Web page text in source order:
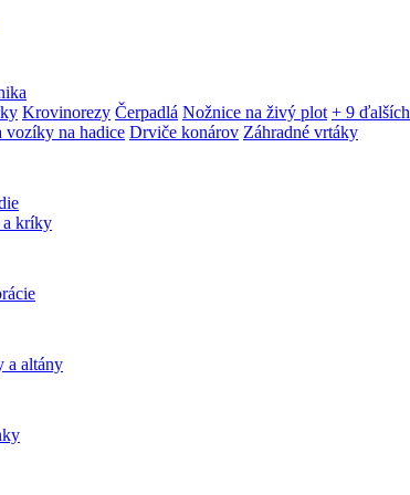
Krovinorezy Čerpadlá Nožnice na živý plot + 9 ďalších
vozíky na hadice Drviče konárov Záhradné vrtáky
a kríky
a altány